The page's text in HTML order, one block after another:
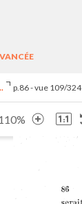
p.86 - vue 109/324